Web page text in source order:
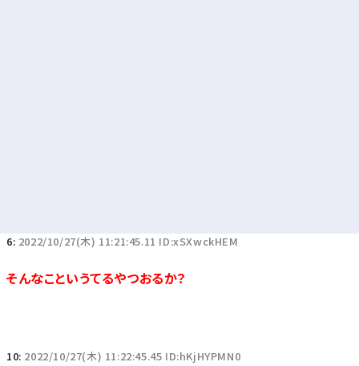
6: 2022/10/27(木) 11:21:45.11 ID:xSXwckHEM
そんなこというてるやつおるか？
10: 2022/10/27(木) 11:22:45.45 ID:hKjHYPMN0